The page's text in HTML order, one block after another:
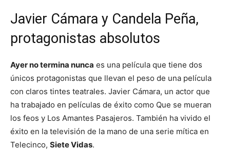
Javier Cámara y Candela Peña,
protagonistas absolutos
Ayer no termina nunca es una película que tiene dos
únicos protagonistas que llevan el peso de una película
con claros tintes teatrales. Javier Cámara, un actor que
ha trabajado en películas de éxito como Que se mueran
los feos y Los Amantes Pasajeros. También ha vivido el
éxito en la televisión de la mano de una serie mítica en
Telecinco, Siete Vidas.